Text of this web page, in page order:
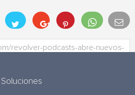
Soluciones